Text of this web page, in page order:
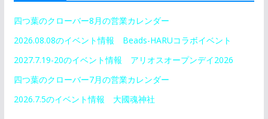
四つ葉のクローバー8月の営業カレンダー
2026.08.08のイベント情報 Beads-HARUコラボイベント
2027.7.19-20のイベント情報 アリオスオープンデイ2026
四つ葉のクローバー7月の営業カレンダー
2026.7.5のイベント情報 大國魂神社